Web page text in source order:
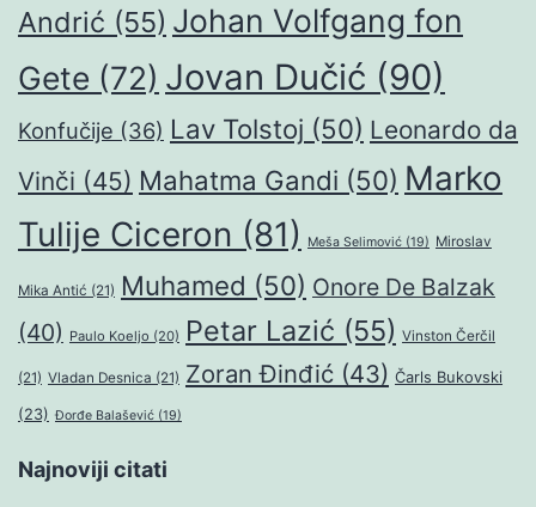
Andrić (55) Johan Volfgang fon
Gete (72) Jovan Dučić (90)
Konfučije (36) Lav Tolstoj (50) Leonardo da
Vinči (45) Mahatma Gandi (50) Marko
Tulije Ciceron (81) Meša Selimović (19) Miroslav
Mika Antić (21) Muhamed (50) Onore De Balzak
(40) Paulo Koeljo (20) Petar Lazić (55) Vinston Čerčil
(21) Vladan Desnica (21) Zoran Đinđić (43) Čarls Bukovski
(23) Đorđe Balašević (19)
Najnoviji citati